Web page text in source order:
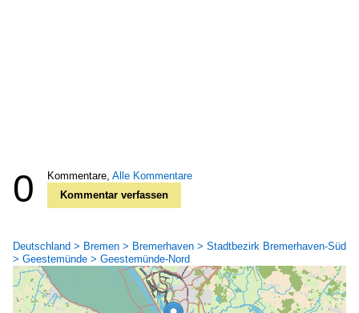
0 Kommentare, Alle Kommentare
Kommentar verfassen
Deutschland > Bremen > Bremerhaven > Stadtbezirk Bremerhaven-Süd
> Geestemünde > Geestemünde-Nord